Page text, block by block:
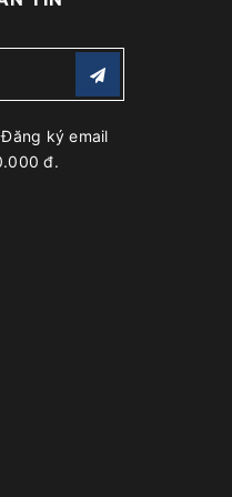
ký email
đ.